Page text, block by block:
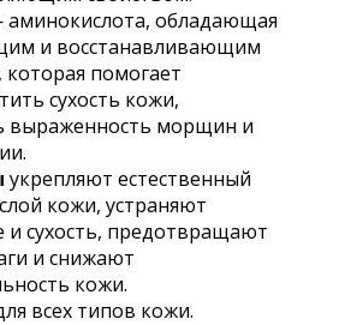
обладающая
и восстанавливающим
помогает
сухость кожи,
выраженность морщин и
укрепляют естественный
кожи, устраняют
сухость, предотвращают
и снижают
кожи.
всех типов кожи.